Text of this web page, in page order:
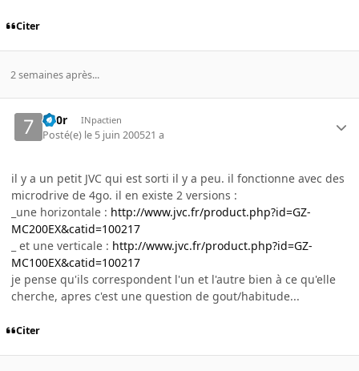
Citer
2 semaines après...
7h0r INpactien
Posté(e) le 5 juin 200521 a
il y a un petit JVC qui est sorti il y a peu. il fonctionne avec des
microdrive de 4go. il en existe 2 versions :
_une horizontale : http://www.jvc.fr/product.php?id=GZ-
MC200EX&catid=100217
_ et une verticale : http://www.jvc.fr/product.php?id=GZ-
MC100EX&catid=100217
je pense qu'ils correspondent l'un et l'autre bien à ce qu'elle
cherche, apres c'est une question de gout/habitude...
Citer